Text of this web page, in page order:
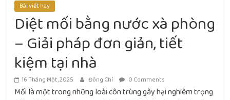
Bài viết hay
Diệt mối bằng nước xà phòng
– Giải pháp đơn giản, tiết
kiệm tại nhà
16 Tháng Một, 2025 Đông Chí 0 Comments
Mối là một trong những loài côn trùng gây hại nghiêm trọng